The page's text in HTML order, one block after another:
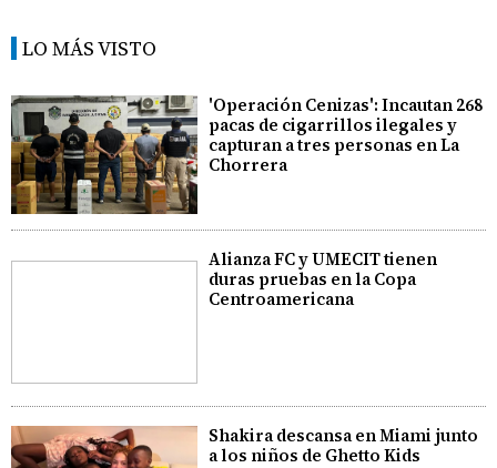
LO MÁS VISTO
'Operación Cenizas': Incautan 268
pacas de cigarrillos ilegales y
capturan a tres personas en La
Chorrera
Alianza FC y UMECIT tienen
duras pruebas en la Copa
Centroamericana
Shakira descansa en Miami junto
a los niños de Ghetto Kids